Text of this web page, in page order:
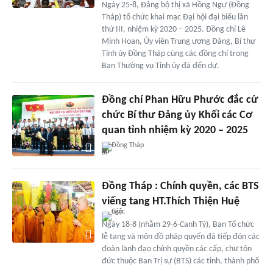
Ngày 25-8, Đảng bộ thị xã Hồng Ngự (Đồng
Tháp) tổ chức khai mạc Đại hội đại biểu lần
thứ III, nhiệm kỳ 2020 – 2025. Đồng chí Lê
Minh Hoan, Ủy viên Trung ương Đảng, Bí thư
Tỉnh ủy Đồng Tháp cùng các đồng chí trong
Ban Thường vụ Tỉnh ủy đã đến dự.
Đồng chí Phan Hữu Phước đắc cử
chức Bí thư Đảng ủy Khối các Cơ
quan tỉnh nhiệm kỳ 2020 – 2025
Đồng Tháp
Đồng Tháp : Chính quyền, các BTS
viếng tang HT.Thích Thiện Huệ
Ngày 18-8 (nhằm 29-6-Canh Tý), Ban Tổ chức
lễ tang và môn đồ pháp quyến đã tiếp đón các
đoàn lãnh đạo chính quyền các cấp, chư tôn
đức thuộc Ban Trị sự (BTS) các tỉnh, thành phố